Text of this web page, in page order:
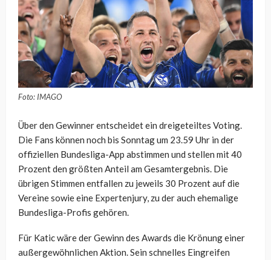
Foto: IMAGO
Über den Gewinner entscheidet ein dreigeteiltes Voting.
Die Fans können noch bis Sonntag um 23.59 Uhr in der
offiziellen Bundesliga-App abstimmen und stellen mit 40
Prozent den größten Anteil am Gesamtergebnis. Die
übrigen Stimmen entfallen zu jeweils 30 Prozent auf die
Vereine sowie eine Expertenjury, zu der auch ehemalige
Bundesliga-Profis gehören.
Für Katic wäre der Gewinn des Awards die Krönung einer
außergewöhnlichen Aktion. Sein schnelles Eingreifen